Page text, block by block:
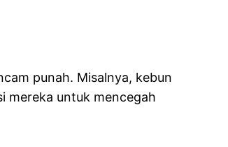
punah. Misalnya, kebun
mereka untuk mencegah